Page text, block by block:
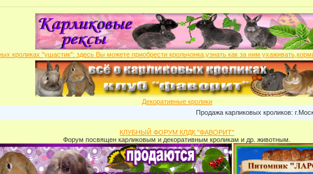
Декоративные кролики
Продажа карликовых кроликов:
КЛУБНЫЙ ФОРУМ КЛДК "ФАВОРИТ"
Форум посвящен карликовым и декоративным кроликам и др. животным.